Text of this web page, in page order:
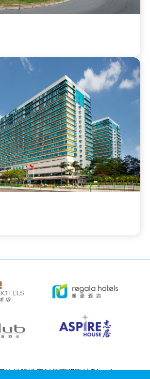
的品牌推廣與優惠獎勵計劃e-shop